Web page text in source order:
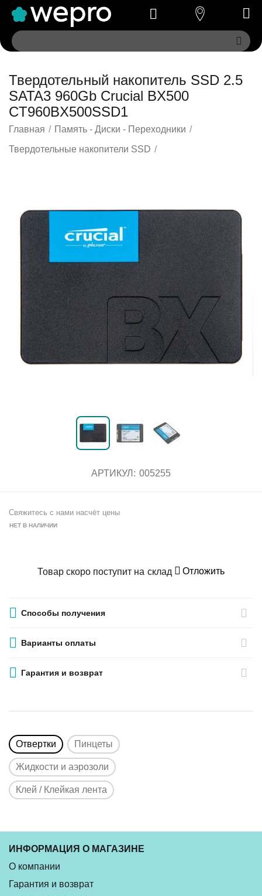
Твердотельный накопитель SSD 2.5
SATA3 960Gb Crucial BX500
CT960BX500SSD1
Главная / Память - Диски - Переходники /
Твердотельные накопители SSD /
АРТИКУЛ: 005255
Свяжитесь с нами насчёт цены
НЕТ В НАЛИЧИИ
Товар скоро поступит на склад Отложить
Способы получения
Варианты оплаты
Гарантия и возврат
Отвертки Пинцеты
Жидкости и аэрозоли
Клей / Клейкая лента
ИНФОРМАЦИЯ О МАГАЗИНЕ
О компании
Гарантия и возврат